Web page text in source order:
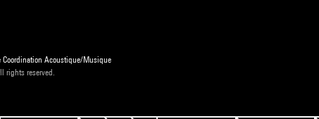
Coordination Acoustique/Musique
rights reserved.